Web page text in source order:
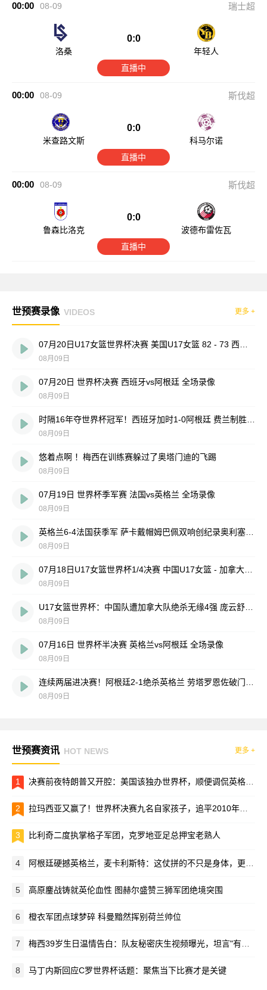
00:00 08-09 瑞士超
洛桑
0:0
年轻人
直播中
00:00 08-09 斯伐超
米查路文斯
0:0
科马尔诺
直播中
00:00 08-09 斯伐超
鲁森比洛克
0:0
波德布雷佐瓦
直播中
世预赛录像 VIDEOS 更多 +
08月09日
07月20日 世界杯决赛 西班牙vs阿根廷 全场录像
08月09日
08月09日
悠着点啊 ！梅西在训练赛躲过了奥塔门迪的飞踢
08月09日
07月19日 世界杯季军赛 法国vs英格兰 全场录像
08月09日
08月09日
08月09日
08月09日
07月16日 世界杯半决赛 英格兰vs阿根廷 全场录像
08月09日
08月09日
世预赛资讯 HOT NEWS 更多 +
1 决赛前夜特朗普又开腔：美国该独办世界杯，顺便调侃英格兰“不懂球”
2 拉玛西亚又赢了！世界杯决赛九名自家孩子，追平2010年纪录
3 比利奇二度执掌格子军团，克罗地亚足总押宝老熟人
4 阿根廷硬撼英格兰，麦卡利斯特：这仗拼的不只是身体，更是脑子
5 高原鏖战铸就英伦血性 图赫尔盛赞三狮军团绝境突围
6 橙衣军团点球梦碎 科曼黯然挥别荷兰帅位
7 梅西39岁生日温情告白：队友秘密庆生视频曝光，坦言"有你们在就能战胜一切"
8 马丁内斯回应C罗世界杯话题：聚焦当下比赛才是关键